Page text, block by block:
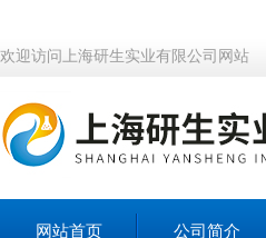
欢迎访问上海研生实业有限公司网站
网站首页 公司简介